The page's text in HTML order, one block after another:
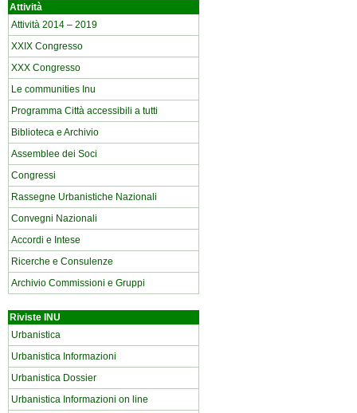
Attività
Attività 2014 – 2019
XXIX Congresso
XXX Congresso
Le communities Inu
Programma Città accessibili a tutti
Biblioteca e Archivio
Assemblee dei Soci
Congressi
Rassegne Urbanistiche Nazionali
Convegni Nazionali
Accordi e Intese
Ricerche e Consulenze
Archivio Commissioni e Gruppi
Riviste INU
Urbanistica
Urbanistica Informazioni
Urbanistica Dossier
Urbanistica Informazioni on line